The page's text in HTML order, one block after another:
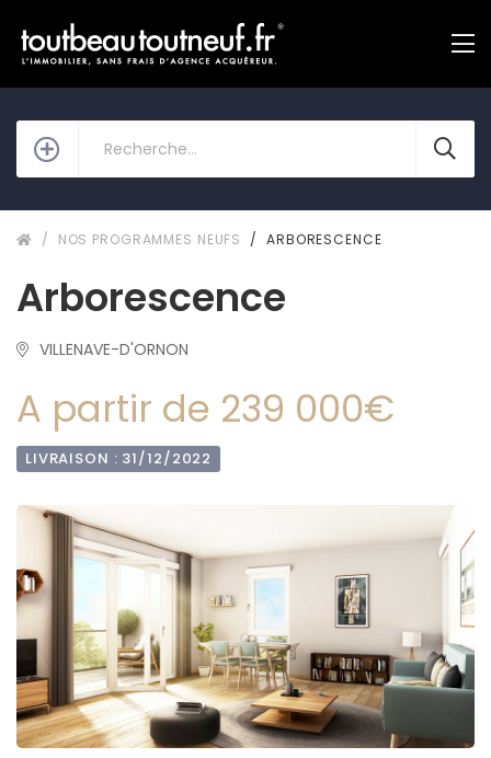
NOS PROGRAMMES NEUFS ARBORESCENCE
Arborescence
VILLENAVE-D'ORNON
A partir de 239 000€
LIVRAISON : 31/12/2022